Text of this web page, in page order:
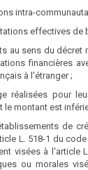
intra-
effectives de
au sens du décret
financières
à l'étranger ;
réalisées pour
montant est
de
L. 518-1 du
visées à l'article
ou morales